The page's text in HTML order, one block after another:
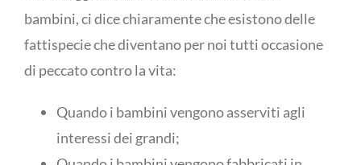
bambini, ci dice chiaramente che esistono delle
fattispecie che diventano per noi tutti occasione
di peccato contro la vita:
Quando i bambini vengono asserviti agli
interessi dei grandi;